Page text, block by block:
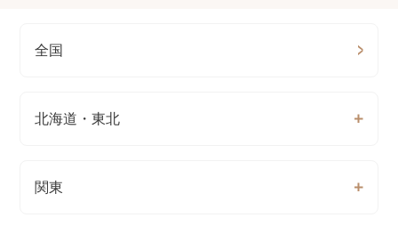
全国
北海道・東北
関東